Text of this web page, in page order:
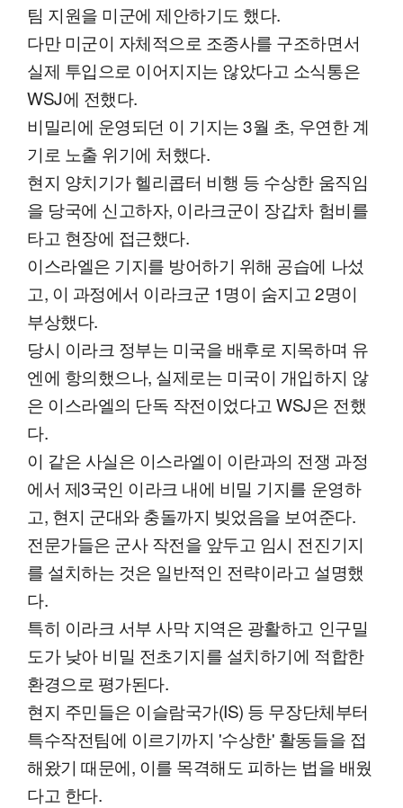
팀 지원을 미군에 제안하기도 했다.
다만 미군이 자체적으로 조종사를 구조하면서
실제 투입으로 이어지지는 않았다고 소식통은
WSJ에 전했다.
비밀리에 운영되던 이 기지는 3월 초, 우연한 계
기로 노출 위기에 처했다.
현지 양치기가 헬리콥터 비행 등 수상한 움직임
을 당국에 신고하자, 이라크군이 장갑차 험비를
타고 현장에 접근했다.
이스라엘은 기지를 방어하기 위해 공습에 나섰
고, 이 과정에서 이라크군 1명이 숨지고 2명이
부상했다.
당시 이라크 정부는 미국을 배후로 지목하며 유
엔에 항의했으나, 실제로는 미국이 개입하지 않
은 이스라엘의 단독 작전이었다고 WSJ은 전했
다.
이 같은 사실은 이스라엘이 이란과의 전쟁 과정
에서 제3국인 이라크 내에 비밀 기지를 운영하
고, 현지 군대와 충돌까지 빚었음을 보여준다.
전문가들은 군사 작전을 앞두고 임시 전진기지
를 설치하는 것은 일반적인 전략이라고 설명했
다.
특히 이라크 서부 사막 지역은 광활하고 인구밀
도가 낮아 비밀 전초기지를 설치하기에 적합한
환경으로 평가된다.
현지 주민들은 이슬람국가(IS) 등 무장단체부터
특수작전팀에 이르기까지 '수상한' 활동들을 접
해왔기 때문에, 이를 목격해도 피하는 법을 배웠
다고 한다.